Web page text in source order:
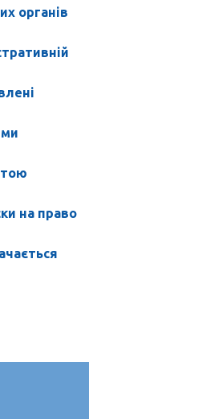
органів
на право